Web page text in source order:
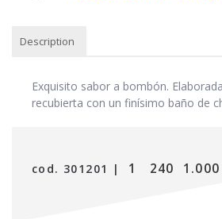
Description
DESCRIPTION
Exquisito sabor a bombón.
recubierta con un finísimo baño de
cod. 301201 | 1 240